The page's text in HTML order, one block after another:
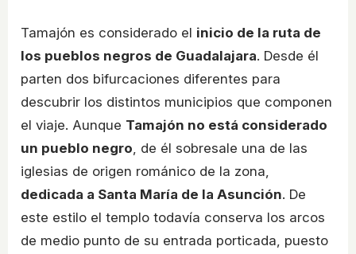
Tamajón es considerado el inicio de la ruta de
los pueblos negros de Guadalajara. Desde él
parten dos bifurcaciones diferentes para
descubrir los distintos municipios que componen
el viaje. Aunque Tamajón no está considerado
un pueblo negro , de él sobresale una de las
iglesias de origen románico de la zona,
dedicada a Santa María de la Asunción. De
este estilo el templo todavía conserva los arcos
de medio punto de su entrada porticada, puesto